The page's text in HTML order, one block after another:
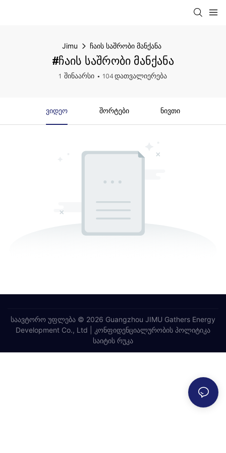
Jimu ჩაის საშრობი მანქანა
#ჩაის საშრობი მანქანა
1 შინაარსი 104 დათვალიერება
Ვიდეო Შორტები Ნივთი
საავტორო უფლება © 2026 Guangzhou JIMU Gathers Energy
Development Co., Ltd |
კონფიდენციალურობის პოლიტიკა
საიტის რუკა